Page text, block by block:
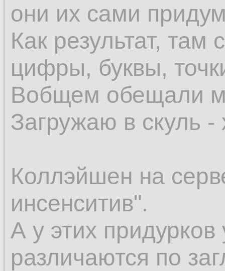
они их сами
Как результат, там
цифры, буквы,
Вобщем обещали
Загружаю в скуль -
Коллэйшен на
инсенситив".
А у этих
различаются по